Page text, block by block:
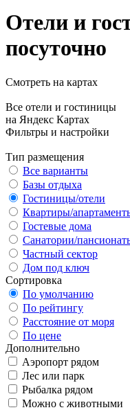
Отели и
посуточно
Смотреть на картах
Все отели и гостиницы
на Яндекс Картах
Фильтры и настройки
Тип размещения
Все варианты
Базы отдыха
Гостиницы/отели
Квартиры/
Гостевые дома
Санатории/
Частный сектор
Дом под ключ
Сортировка
По умолчанию
По рейтингу
Расстояние от моря
По цене
Дополнительно
Аэропорт рядом
Лес или парк
Рыбалка рядом
Можно с животными